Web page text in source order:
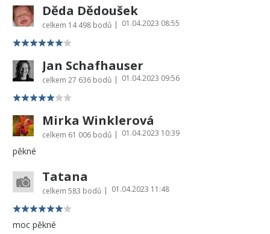
Děda Dědoušek
celkem 14 498 bodů 01.04.2023 08:55
Jan Schafhauser
celkem 27 636 bodů 01.04.2023 09:56
Mirka Winklerová
celkem 61 006 bodů 01.04.2023 10:39
pěkné
Tatana
celkem 583 bodů 01.04.2023 11:48
moc pěkné